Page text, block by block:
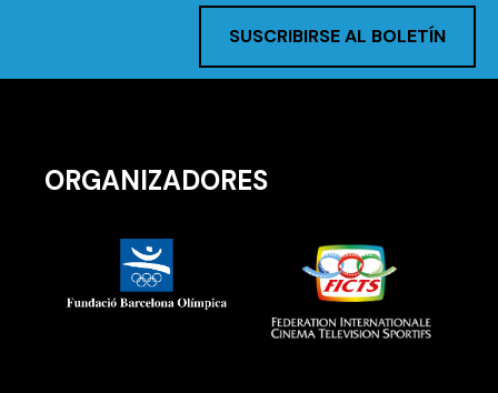
SUSCRIBIRSE AL BOLETÍN
ORGANIZADORES